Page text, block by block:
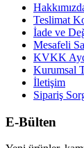
Teslimat
İade ve
Mesafeli
KVKK
Kurumsal
İletişim
Sipariş
E-Bülten